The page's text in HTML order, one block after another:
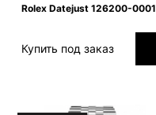
Rolex Datejust 126200-0001
Купить под заказ